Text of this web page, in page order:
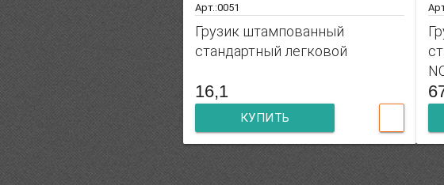
Арт.:0051
Грузик штампованный
стандартный легковой
16,1
КУПИТЬ